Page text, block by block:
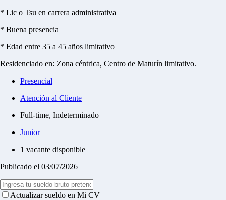
* Lic o Tsu en carrera administrativa
* Buena presencia
* Edad entre 35 a 45 años limitativo
Residenciado en: Zona céntrica, Centro de Maturín limitativo.
Presencial
Atención al Cliente
Full-time, Indeterminado
Junior
1 vacante disponible
Publicado el 03/07/2026
Actualizar sueldo en Mi CV